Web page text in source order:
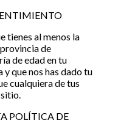
tienes al menos la
de
de edad en tu
que nos has dado tu
cualquiera de tus
POLÍTICA DE